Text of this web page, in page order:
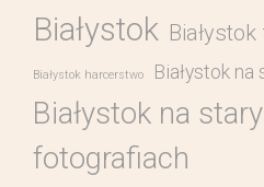
Białystok
Białystok harcerstwo Białystok
Białystok na
fotografiach